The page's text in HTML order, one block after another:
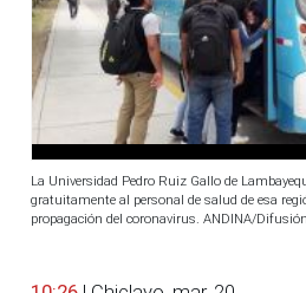
La Universidad Pedro Ruiz Gallo de
gratuitamente al personal de salud de esa
propagación del coronavirus. ANDINA/Difusión